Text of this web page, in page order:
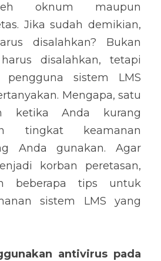
oknum maupun
Jika sudah demikian,
disalahkan? Bukan
disalahkan, tetapi
pengguna sistem LMS
Mengapa, satu
ketika Anda kurang
tingkat keamanan
Anda gunakan. Agar
korban peretasan,
beberapa tips untuk
sistem LMS yang
antivirus pada